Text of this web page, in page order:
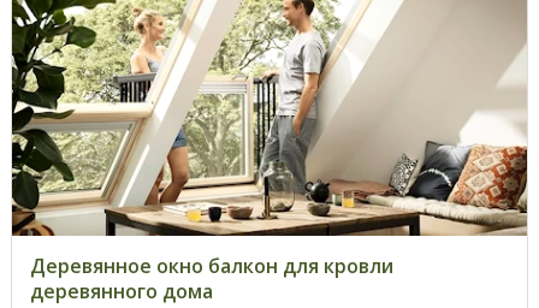
Деревянное окно балкон для кровли
деревянного дома